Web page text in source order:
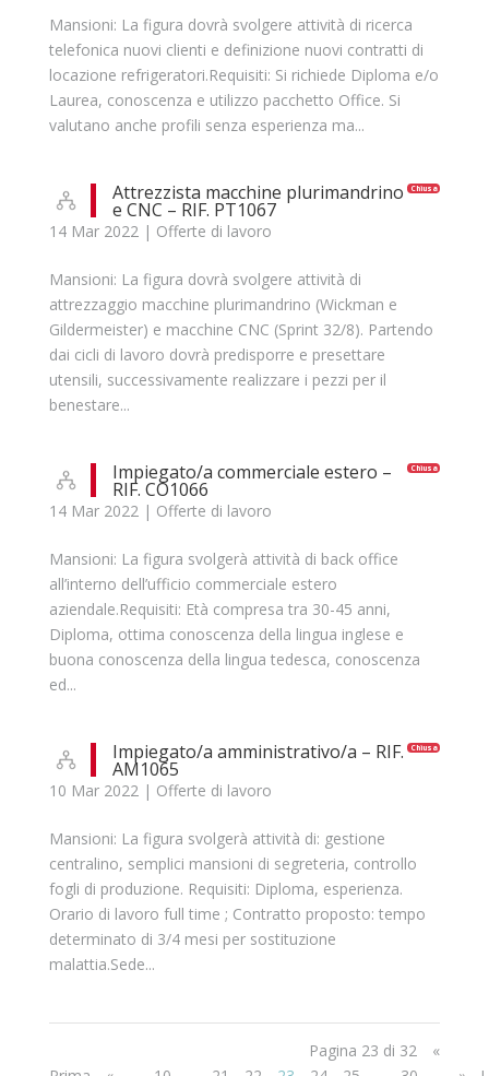
Mansioni: La figura dovrà svolgere attività di ricerca
telefonica nuovi clienti e definizione nuovi contratti di
locazione refrigeratori.Requisiti: Si richiede Diploma e/o
Laurea, conoscenza e utilizzo pacchetto Office. Si
valutano anche profili senza esperienza ma...
Chiusa
Attrezzista macchine plurimandrino
e CNC – RIF. PT1067
14 Mar 2022| Offerte di lavoro
Mansioni: La figura dovrà svolgere attività di
attrezzaggio macchine plurimandrino (Wickman e
Gildermeister) e macchine CNC (Sprint 32/8). Partendo
dai cicli di lavoro dovrà predisporre e presettare
utensili, successivamente realizzare i pezzi per il
benestare...
Chiusa
Impiegato/a commerciale estero –
RIF. CO1066
14 Mar 2022| Offerte di lavoro
Mansioni: La figura svolgerà attività di back office
all’interno dell’ufficio commerciale estero
aziendale.Requisiti: Età compresa tra 30-45 anni,
Diploma, ottima conoscenza della lingua inglese e
buona conoscenza della lingua tedesca, conoscenza
ed...
Chiusa
Impiegato/a amministrativo/a – RIF.
AM1065
10 Mar 2022| Offerte di lavoro
Mansioni: La figura svolgerà attività di: gestione
centralino, semplici mansioni di segreteria, controllo
fogli di produzione. Requisiti: Diploma, esperienza.
Orario di lavoro full time ; Contratto proposto: tempo
determinato di 3/4 mesi per sostituzione
malattia.Sede...
Pagina 23 di 32
«